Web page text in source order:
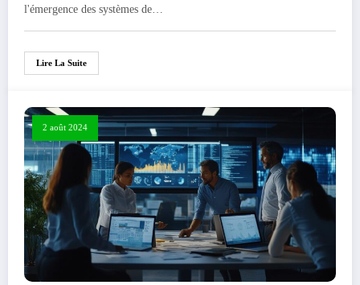
Nouvelle Tendance Web
l'émergence des systèmes de…
Lire La Suite
2 août 2024